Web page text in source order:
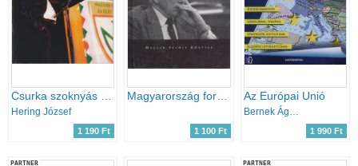
Csurka szoknyás radikalizmusa (a MIÉP a pereputty markában)
Hering József
1 190 Ft
Magyarország fordulóban
1 100 Ft
Az Európai Unió
Bernek Ágnes - Kondorosi Ferenc - Nemerkényi Antal - Szabó Pál
1 990 Ft
PARTNER PARTNER